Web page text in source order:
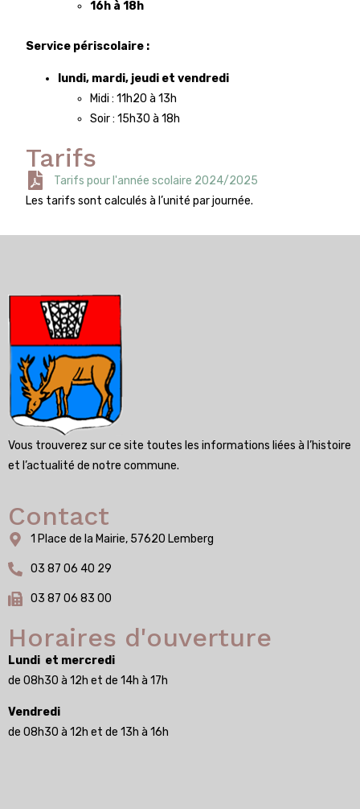
16h à 18h
Service périscolaire :
lundi, mardi, jeudi et vendredi
Midi : 11h20 à 13h
Soir : 15h30 à 18h
Tarifs
Tarifs pour l'année scolaire 2024/2025
Les tarifs sont calculés à l’unité par journée.
Vous trouverez sur ce site toutes les informations liées à l’histoire
et l’actualité de notre commune.
Contact
1 Place de la Mairie, 57620 Lemberg
03 87 06 40 29
03 87 06 83 00
Horaires d'ouverture
Lundi et mercredi
de 08h30 à 12h et de 14h à 17h
Vendredi
de 08h30 à 12h et de 13h à 16h